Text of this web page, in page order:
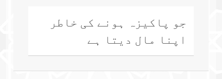
جو پاکیزہ ہونے کی خاطر
اپنا مال دیتا ہے